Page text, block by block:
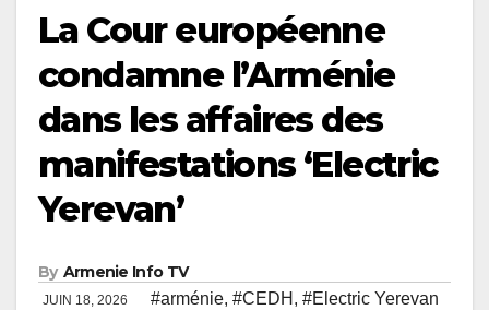
La Cour européenne
condamne l’Arménie
dans les affaires des
manifestations ‘Electric
Yerevan’
By Armenie Info TV
JUIN 18, 2026 #arménie, #CEDH , #Electric Yerevan